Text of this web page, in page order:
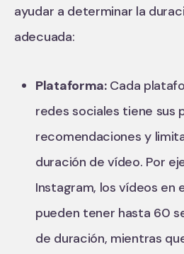
ayudar a determinar la
adecuada:
Plataforma:Cada
redes sociales tiene sus
recomendaciones y
duración de vídeo. Por
Instagram, los vídeos en
pueden tener hasta 60
de duración, mientras